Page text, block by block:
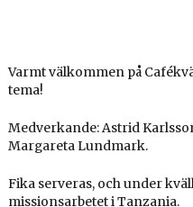
Varmt välkommen på
tema!
Medverkande: Astrid
Margareta Lundmark.
Fika serveras, och under
missionsarbetet i Tanzania.